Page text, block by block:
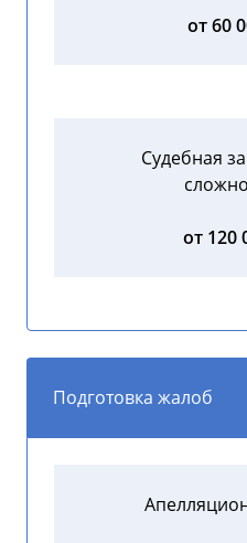
от 60
Судебная
от 120
Подготовка жалоб